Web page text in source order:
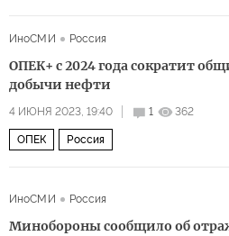
ИноСМИ Россия
ОПЕК+ с 2024 года сократит
добычи нефти
4 ИЮНЯ 2023, 19:40 1 362
ОПЕК Россия
ИноСМИ Россия
Минобороны сообщило об